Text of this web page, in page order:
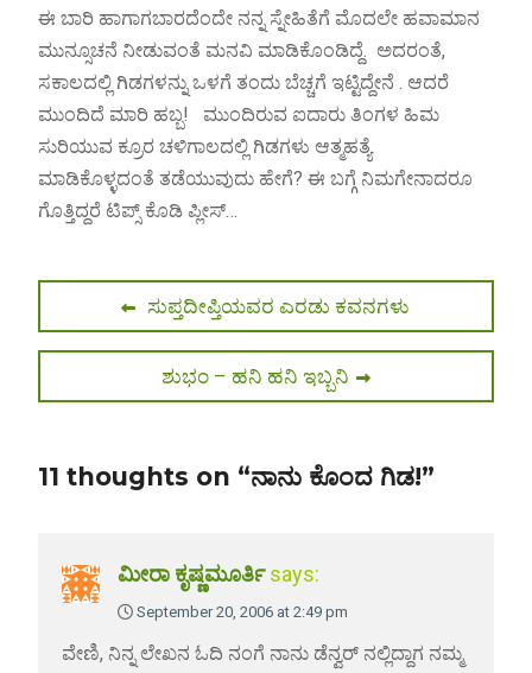
ಈ ಬಾರಿ ಹಾಗಾಗಬಾರದೆಂದೇ ನನ್ನ ಸ್ನೇಹಿತೆಗೆ ಮೊದಲೇ ಹವಾಮಾನ
ಮುನ್ಸೂಚನೆ ನೀಡುವಂತೆ ಮನವಿ ಮಾಡಿಕೊಂಡಿದ್ದೆ. ಅದರಂತೆ,
ಸಕಾಲದಲ್ಲಿ ಗಿಡಗಳನ್ನು ಒಳಗೆ ತಂದು ಬೆಚ್ಚಗೆ ಇಟ್ಟಿದ್ದೇನೆ . ಆದರೆ
ಮುಂದಿದೆ ಮಾರಿ ಹಬ್ಬ! ಮುಂದಿರುವ ಐದಾರು ತಿಂಗಳ ಹಿಮ
ಸುರಿಯುವ ಕ್ರೂರ ಚಳಿಗಾಲದಲ್ಲಿ ಗಿಡಗಳು ಆತ್ಮಹತ್ಯೆ
ಮಾಡಿಕೊಳ್ಳದಂತೆ ತಡೆಯುವುದು ಹೇಗೆ? ಈ ಬಗ್ಗೆ ನಿಮಗೇನಾದರೂ
ಗೊತ್ತಿದ್ದರೆ ಟಿಪ್ಸ್ ಕೊಡಿ ಪ್ಲೀಸ್…
navigation
Previous
post:
ಸುಪ್ತದೀಪ್ತಿಯವರ ಎರಡು ಕವನಗಳು
Next
post:
ಶುಭಂ – ಹನಿ ಹನಿ ಇಬ್ಬನಿ
11 thoughts on “ನಾನು ಕೊಂದ ಗಿಡ!”
ಮೀರಾ ಕೃಷ್ಣಮೂರ್ತಿ says:
September 20, 2006 at 2:49 pm
ವೇಣಿ, ನಿನ್ನ ಲೇಖನ ಓದಿ ನಂಗೆ ನಾನು ಡೆನ್ವರ್ ನಲ್ಲಿದ್ದಾಗ ನಮ್ಮ